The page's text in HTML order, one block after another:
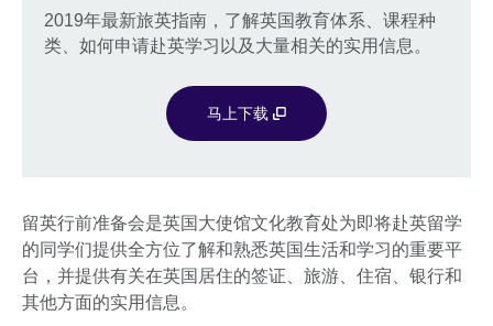
2019年最新旅英指南，了解英国教育体系、课程种
类、如何申请赴英学习以及大量相关的实用信息。
马上下载
留英行前准备会是英国大使馆文化教育处为即将赴英留学
的同学们提供全方位了解和熟悉英国生活和学习的重要平
台，并提供有关在英国居住的签证、旅游、住宿、银行和
其他方面的实用信息。